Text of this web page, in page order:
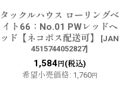
タックルハウス ローリングベ
イト66：No.01 PWレッドヘ
ッド【ネコポス配送可】
[JAN
4515744052827]
1,584円(税込)
希望小売価格: 1,760円